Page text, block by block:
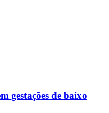
gestações de baixo